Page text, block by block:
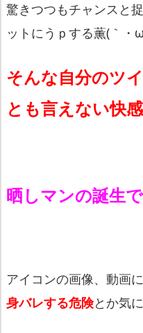
驚きつつもチャンスと
ットにうｐする薫(｀・
そんな自分のツ
とも言えない快
晒しマンの誕生
アイコンの画像、動画
身バレする危険とか気